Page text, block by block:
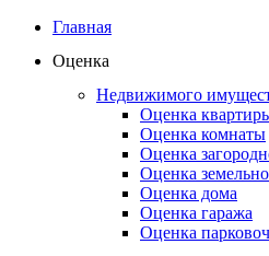
Главная
Оценка
Недвижимого
Оценка
Оценка комнаты
Оценка
Оценка
Оценка дома
Оценка гаража
Оценка